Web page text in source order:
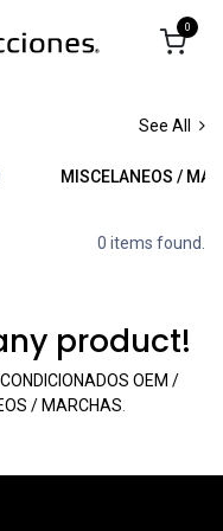
0
See All
MISCELANEOS /
0 items found.
product!
OEM /
/ MARCHAS